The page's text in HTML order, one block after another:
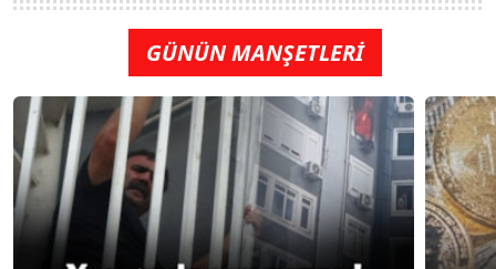
GÜNÜN MANŞETLERİ